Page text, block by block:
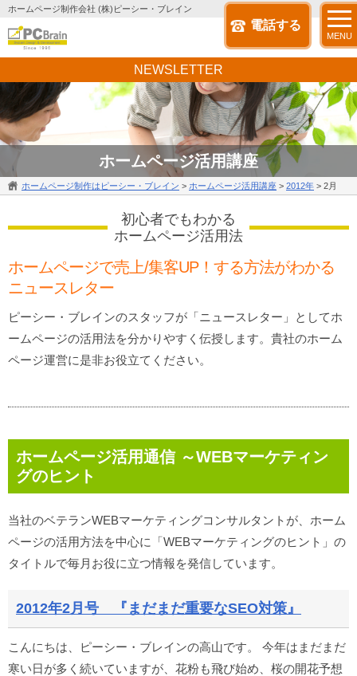
ホームページ制作会社 (株)ピーシー・ブレイン
電話する
MENU
ホームページ活用講座
NEWSLETTER
ホームページ制作はピーシー・ブレイン > ホームページ活用講座 > 2012年 > 2月
初心者でもわかる
ホームページ活用法
ホームページで売上/集客UP！する方法がわかる
ニュースレター
ピーシー・ブレインのスタッフが「ニュースレター」としてホ
ームページの活用法を分かりやすく伝授します。貴社のホーム
ページ運営に是非お役立てください。
ホームページ活用通信 ～WEBマーケティン
グのヒント
当社のベテランWEBマーケティングコンサルタントが、ホーム
ページの活用方法を中心に「WEBマーケティングのヒント」の
タイトルで毎月お役に立つ情報を発信しています。
2012年2月号 『まだまだ重要なSEO対策』
こんにちは、ピーシー・ブレインの高山です。 今年はまだまだ
寒い日が多く続いていますが、花粉も飛び始め、桜の開花予想